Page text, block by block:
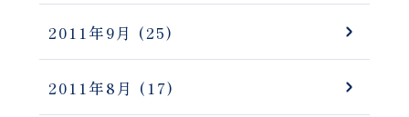
2011年9月 (25)
2011年8月 (17)